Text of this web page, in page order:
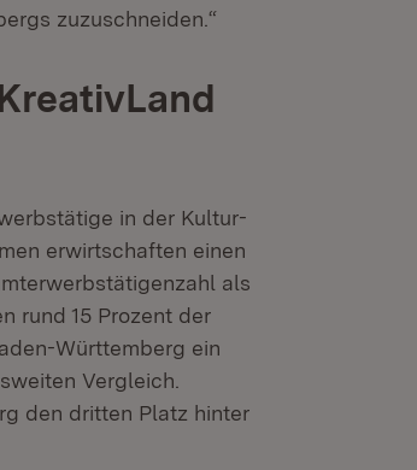
zuzuschneiden.“
in der Kultur-
erwirtschaften einen
als
rund 15 Prozent der
Württemberg ein
Vergleich.
den dritten Platz hinter